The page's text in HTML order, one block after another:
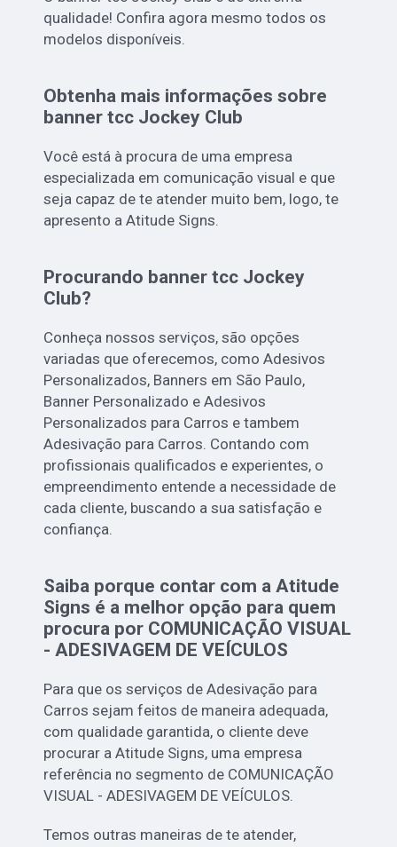
qualidade! Confira agora mesmo todos os
modelos disponíveis.
Obtenha mais informações sobre
banner tcc Jockey Club
Você está à procura de uma empresa
especializada em comunicação visual e que
seja capaz de te atender muito bem, logo, te
apresento a Atitude Signs.
Procurando banner tcc Jockey
Club?
Conheça nossos serviços, são opções
variadas que oferecemos, como Adesivos
Personalizados, Banners em São Paulo,
Banner Personalizado e Adesivos
Personalizados para Carros e tambem
Adesivação para Carros. Contando com
profissionais qualificados e experientes, o
empreendimento entende a necessidade de
cada cliente, buscando a sua satisfação e
confiança.
Saiba porque contar com a Atitude
Signs é a melhor opção para quem
procura por COMUNICAÇÃO VISUAL
- ADESIVAGEM DE VEÍCULOS
Para que os serviços de Adesivação para
Carros sejam feitos de maneira adequada,
com qualidade garantida, o cliente deve
procurar a Atitude Signs, uma empresa
referência no segmento de COMUNICAÇÃO
VISUAL - ADESIVAGEM DE VEÍCULOS.
Temos outras maneiras de te atender,